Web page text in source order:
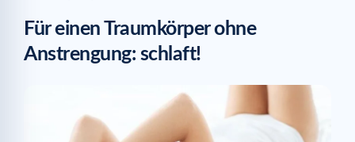
Für einen Traumkörper ohne
Anstrengung: schlaft!